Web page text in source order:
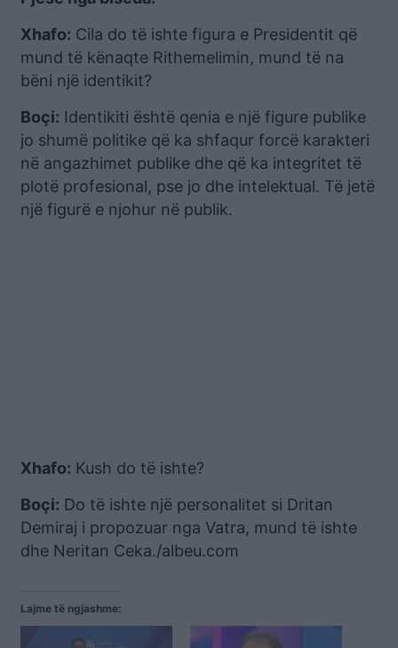
Xhafo: Cila do të ishte figura e Presidentit që
mund të kënaqte Rithemelimin, mund të na
bëni një identikit?
Boçi: Identikiti është qenia e një figure publike
jo shumë politike që ka shfaqur forcë karakteri
në angazhimet publike dhe që ka integritet të
plotë profesional, pse jo dhe intelektual. Të jetë
një figurë e njohur në publik.
Xhafo: Kush do të ishte?
Boçi: Do të ishte një personalitet si Dritan
Demiraj i propozuar nga Vatra, mund të ishte
dhe Neritan Ceka./albeu.com
Lajme të ngjashme: